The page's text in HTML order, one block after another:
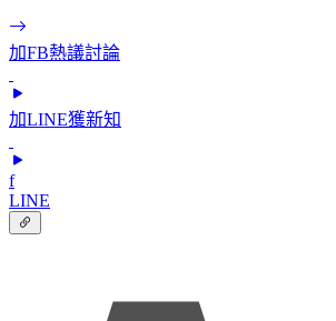
加FB熱議討論
加LINE獲新知
f
LINE